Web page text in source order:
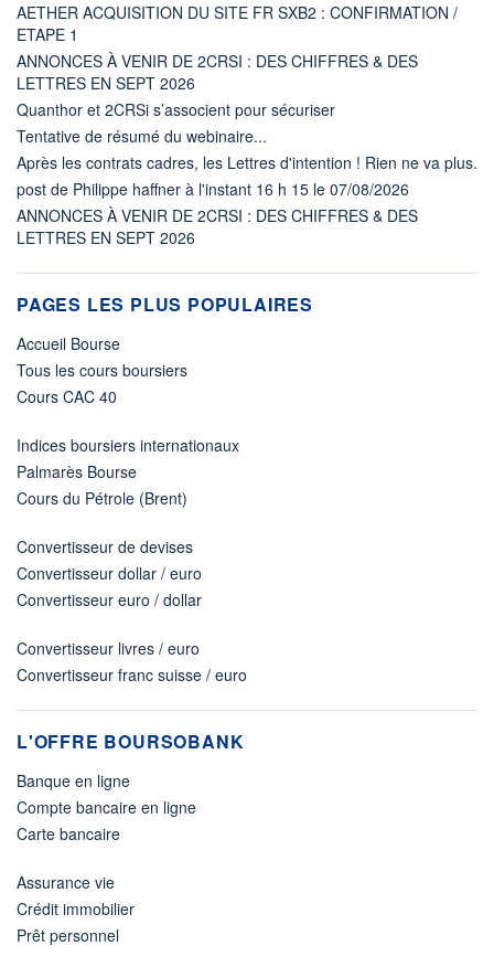
AETHER ACQUISITION DU SITE FR SXB2 : CONFIRMATION /
ETAPE 1
ANNONCES À VENIR DE 2CRSI : DES CHIFFRES & DES
LETTRES EN SEPT 2026
Quanthor et 2CRSi s’associent pour sécuriser
Tentative de résumé du webinaire...
Après les contrats cadres, les Lettres d'intention ! Rien ne va plus.
post de Philippe haffner à l'instant 16 h 15 le 07/08/2026
ANNONCES À VENIR DE 2CRSI : DES CHIFFRES & DES
LETTRES EN SEPT 2026
PAGES LES PLUS POPULAIRES
Accueil Bourse
Tous les cours boursiers
Cours CAC 40
Indices boursiers internationaux
Palmarès Bourse
Cours du Pétrole (Brent)
Convertisseur de devises
Convertisseur dollar / euro
Convertisseur euro / dollar
Convertisseur livres / euro
Convertisseur franc suisse / euro
L'OFFRE BOURSOBANK
Banque en ligne
Compte bancaire en ligne
Carte bancaire
Assurance vie
Crédit immobilier
Prêt personnel